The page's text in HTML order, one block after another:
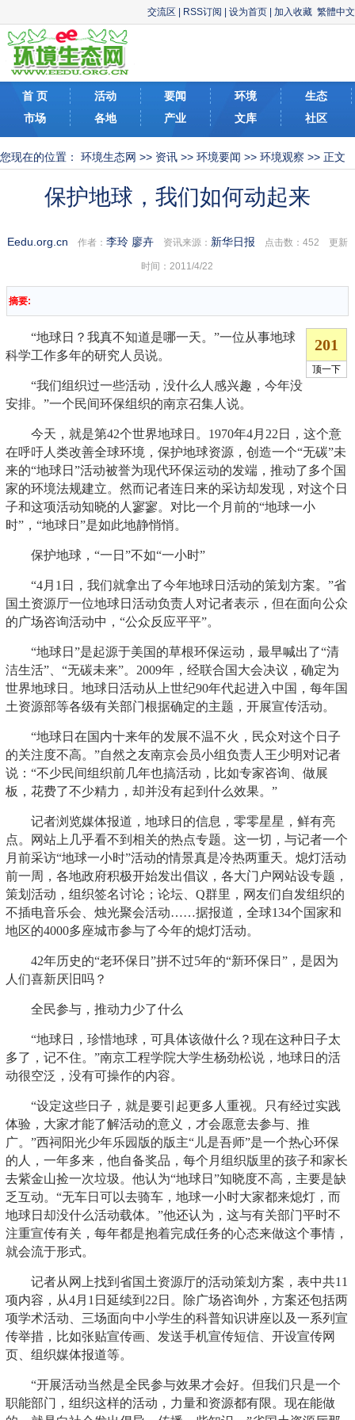
交流区 RSS订阅 设为首页 加入收藏 繁體中文
首 页 活动 要闻 环境
生态
市场
各地 产业 文库 社区
您现在的位置： 环境生态网 >> 资讯 >> 环境要闻 >> 环境观察 >> 正文
保护地球，我们如何动起来
Eedu.org.cn 作者： 李玲 廖卉资讯来源： 新华日报 点击数： 452 更新
时间：2011/4/22
摘要:
“地球日？我真不知道是哪一天。”一位从事地球
科学工作多年的研究人员说。
“我们组织过一些活动，没什么人感兴趣，今年没
安排。”一个民间环保组织的南京召集人说。
今天，就是第42个世界地球日。1970年4月22日，这个意
在呼吁人类改善全球环境，保护地球资源，创造一个“无碳”未
来的“地球日”活动被誉为现代环保运动的发端，推动了多个国
家的环境法规建立。然而记者连日来的采访却发现，对这个日
子和这项活动知晓的人寥寥。对比一个月前的“地球一小
时”，“地球日”是如此地静悄悄。
保护地球，“一日”不如“一小时”
“4月1日，我们就拿出了今年地球日活动的策划方案。”省
国土资源厅一位地球日活动负责人对记者表示，但在面向公众
的广场咨询活动中，“公众反应平平”。
“地球日”是起源于美国的草根环保运动，最早喊出了“清
洁生活”、“无碳未来”。2009年，经联合国大会决议，确定为
世界地球日。地球日活动从上世纪90年代起进入中国，每年国
土资源部等各级有关部门根据确定的主题，开展宣传活动。
“地球日在国内十来年的发展不温不火，民众对这个日子
的关注度不高。”自然之友南京会员小组负责人王少明对记者
说：“不少民间组织前几年也搞活动，比如专家咨询、做展
板，花费了不少精力，却并没有起到什么效果。”
记者浏览媒体报道，地球日的信息，零零星星，鲜有亮
点。网站上几乎看不到相关的热点专题。这一切，与记者一个
月前采访“地球一小时”活动的情景真是冷热两重天。熄灯活动
前一周，各地政府积极开始发出倡议，各大门户网站设专题，
策划活动，组织签名讨论；论坛、Q群里，网友们自发组织的
不插电音乐会、烛光聚会活动……据报道，全球134个国家和
地区的4000多座城市参与了今年的熄灯活动。
42年历史的“老环保日”拼不过5年的“新环保日”，是因为
人们喜新厌旧吗？
全民参与，推动力少了什么
“地球日，珍惜地球，可具体该做什么？现在这种日子太
多了，记不住。”南京工程学院大学生杨劲松说，地球日的活
动很空泛，没有可操作的内容。
“设定这些日子，就是要引起更多人重视。只有经过实践
体验，大家才能了解活动的意义，才会愿意去参与、推
广。”西祠阳光少年乐园版的版主“儿是吾师”是一个热心环保
的人，一年多来，他自备奖品，每个月组织版里的孩子和家长
去紫金山捡一次垃圾。他认为“地球日”知晓度不高，主要是缺
乏互动。“无车日可以去骑车，地球一小时大家都来熄灯，而
地球日却没什么活动载体。”他还认为，这与有关部门平时不
注重宣传有关，每年都是抱着完成任务的心态来做这个事情，
就会流于形式。
记者从网上找到省国土资源厅的活动策划方案，表中共11
项内容，从4月1日延续到22日。除广场咨询外，方案还包括两
项学术活动、三场面向中小学生的科普知识讲座以及一系列宣
传举措，比如张贴宣传画、发送手机宣传短信、开设宣传网
页、组织媒体报道等。
“开展活动当然是全民参与效果才会好。但我们只是一个
职能部门，组织这样的活动，力量和资源都有限。现在能做